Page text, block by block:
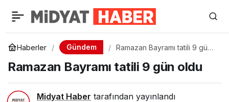
Haberler Gündem
Ramazan Bayramı tatili 9 gün
Ramazan Bayramı tatili 9 gün oldu
Midyat Haber tarafından yayınlandı